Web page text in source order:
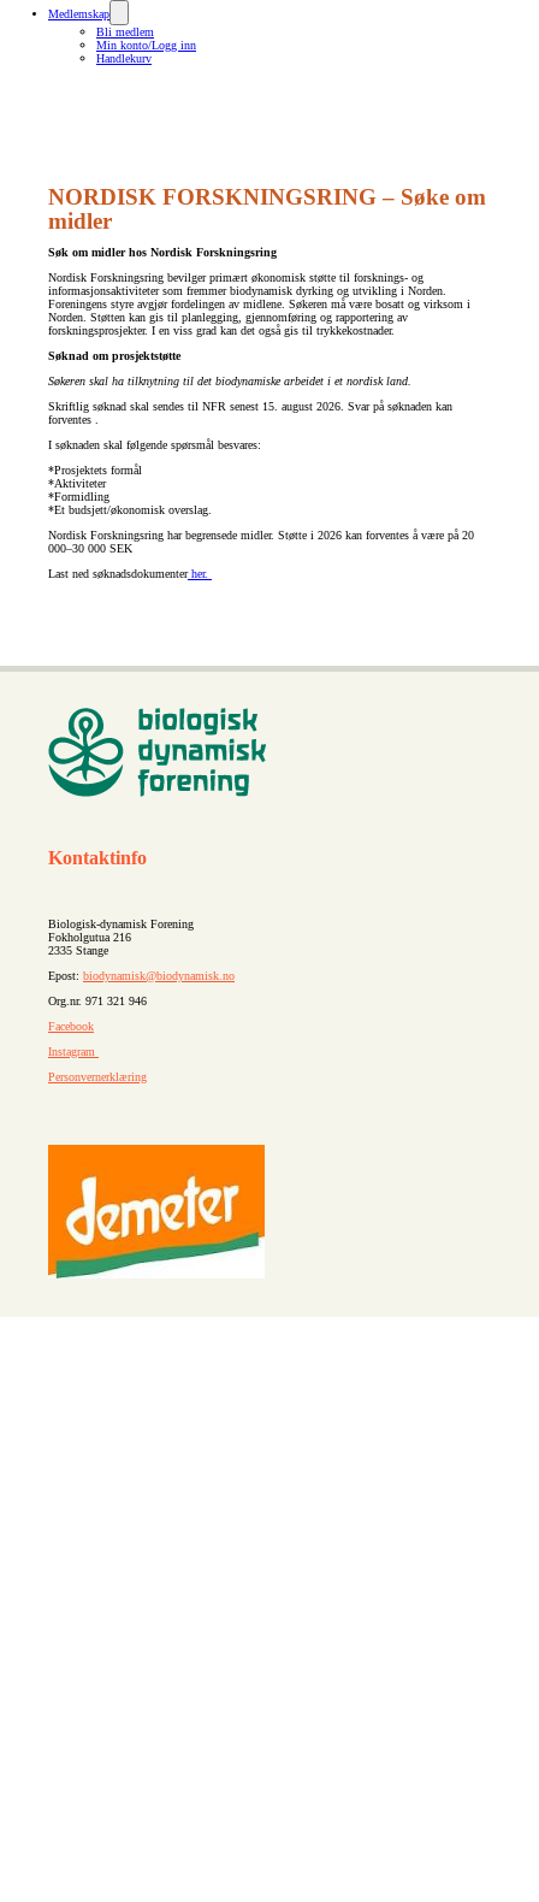
Medlemskap
Bli medlem
Min konto/Logg inn
Handlekurv
NORDISK FORSKNINGSRING – Søke om
midler
Søk om midler hos Nordisk Forskningsring
Nordisk Forskningsring bevilger primært økonomisk støtte til forsknings- og
informasjonsaktiviteter som fremmer biodynamisk dyrking og utvikling i Norden.
Foreningens styre avgjør fordelingen av midlene. Søkeren må være bosatt og virksom i
Norden. Støtten kan gis til planlegging, gjennomføring og rapportering av
forskningsprosjekter. I en viss grad kan det også gis til trykkekostnader.
Søknad om prosjektstøtte
Søkeren skal ha tilknytning til det biodynamiske arbeidet i et nordisk land.
Skriftlig søknad skal sendes til NFR senest 15. august 2026. Svar på søknaden kan
forventes .
I søknaden skal følgende spørsmål besvares:
*Prosjektets formål
*Aktiviteter
*Formidling
*Et budsjett/økonomisk overslag.
Nordisk Forskningsring har begrensede midler. Støtte i 2026 kan forventes å være på 20
000–30 000 SEK
Last ned søknadsdokumenterher.
Kontaktinfo
Biologisk-dynamisk Forening
Fokholgutua 216
2335 Stange
Epost: biodynamisk@biodynamisk.no
Org.nr. 971 321 946
Facebook
Instagram
Personvernerklæring